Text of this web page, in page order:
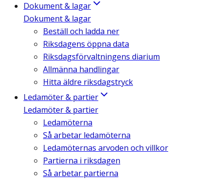
Dokument & lagar
Dokument & lagar
Beställ och ladda ner
Riksdagens öppna data
Riksdagsförvaltningens diarium
Allmänna handlingar
Hitta äldre riksdagstryck
Ledamöter & partier
Ledamöter & partier
Ledamöterna
Så arbetar ledamöterna
Ledamöternas arvoden och villkor
Partierna i riksdagen
Så arbetar partierna